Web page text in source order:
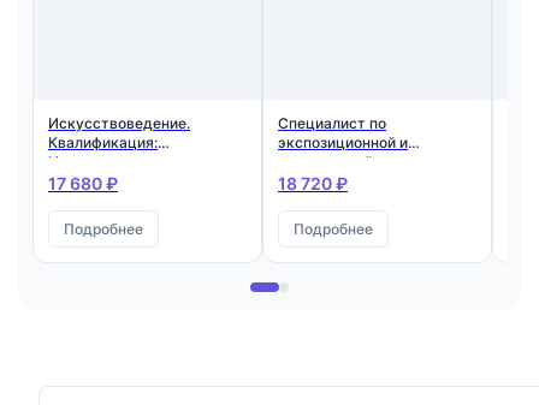
Искусствоведение.
Квалификация:
Искусствовед
17 680 ₽
Подробнее
Специалист по
экспозиционной и
выставочной
деятельности.
Специалист по
экспозиционной и
18 720 ₽
Подробнее